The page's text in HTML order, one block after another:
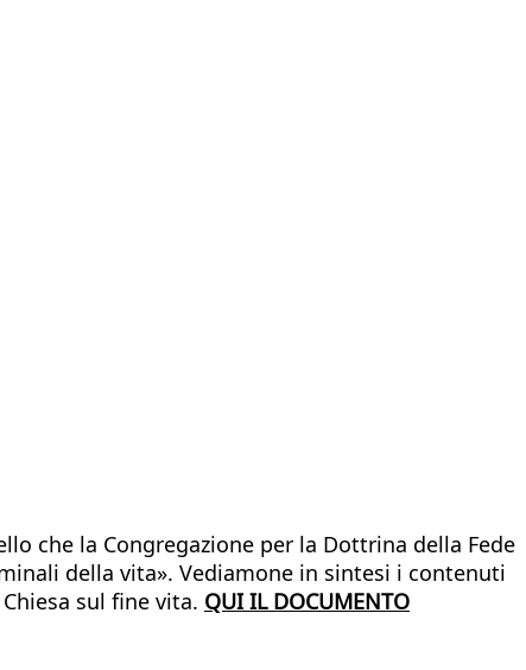
che la Congregazione per la Dottrina della Fede
della vita». Vediamone in sintesi i contenuti
sul fine vita. QUI IL DOCUMENTO